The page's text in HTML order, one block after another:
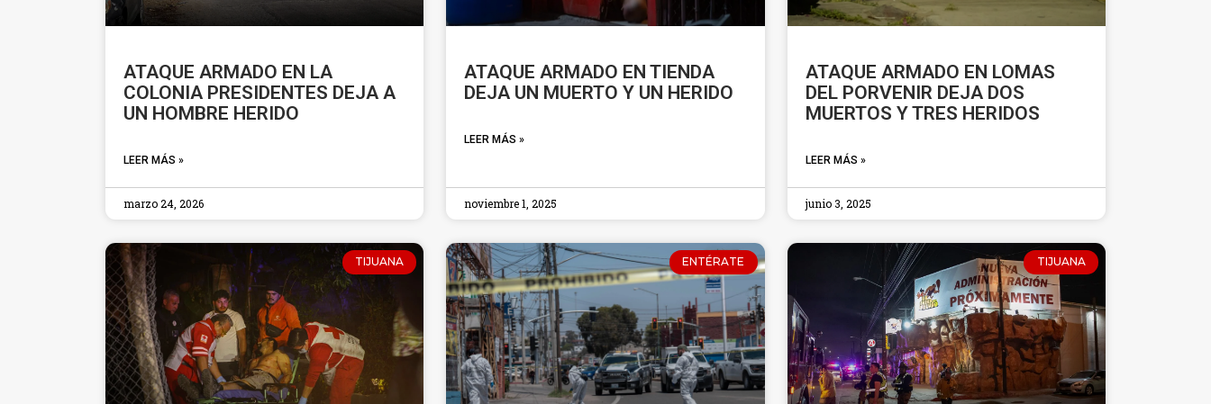
ATAQUE ARMADO EN LA
COLONIA PRESIDENTES DEJA A
UN HOMBRE HERIDO
LEER MÁS »
marzo 24, 2026
ATAQUE ARMADO EN TIENDA
DEJA UN MUERTO Y UN HERIDO
LEER MÁS »
noviembre 1, 2025
ATAQUE ARMADO EN LOMAS
DEL PORVENIR DEJA DOS
MUERTOS Y TRES HERIDOS
LEER MÁS »
junio 3, 2025
TIJUANA ENTÉRATE TIJUANA